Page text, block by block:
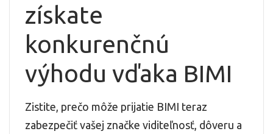
získate
konkurenčnú
výhodu vďaka BIMI
Zistite, prečo môže prijatie BIMI teraz
zabezpečiť vašej značke viditeľnosť, dôveru a